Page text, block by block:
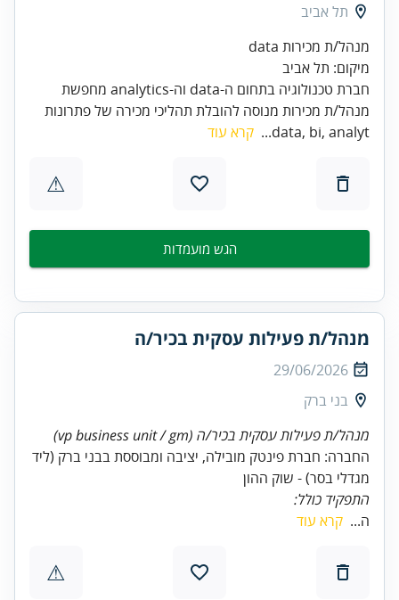
תל אביב
מנהל/ת מכירות data
מיקום: תל אביב
חברת טכנולוגיה בתחום ה-data וה-analytics מחפשת
מנהל/ת מכירות מנוסה להובלת תהליכי מכירה של פתרונות
data, bi, analyt...
קרא עוד
⚠
הגש מועמדות
מנהל/ת פעילות עסקית בכיר/ה
29/06/2026
בני ברק
מנהל/ת פעילות עסקית בכיר/ה (vp business unit / gm)
החברה: חברת פינטק מובילה, יציבה ומבוססת בבני ברק (ליד
מגדלי בסר) - שוק ההון
התפקיד כולל:
ה... קרא עוד
⚠